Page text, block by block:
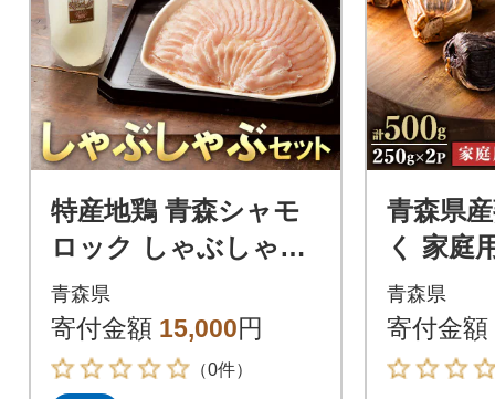
特産地鶏 青森シャモ
ロック しゃぶしゃぶ
セット(2～3人前)
青森県
寄付金額 15,000円
（0件）
青森県
く 家庭
2パック
ト六片
青森県
寄付金額